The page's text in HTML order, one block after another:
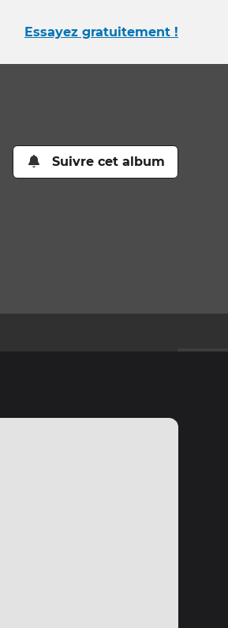
Essayez gratuitement !
Suivre cet album